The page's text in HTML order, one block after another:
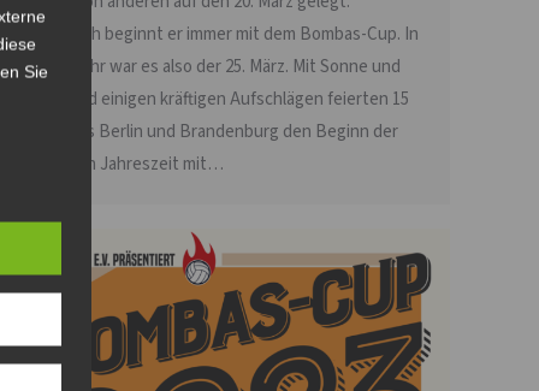
Tatsächlich beginnt er immer mit dem Bombas-Cup. In
diesem Jahr war es also der 25. März. Mit Sonne und
Regen und einigen kräftigen Aufschlägen feierten 15
Teams aus Berlin und Brandenburg den Beginn der
schönsten Jahreszeit mit…
Sie